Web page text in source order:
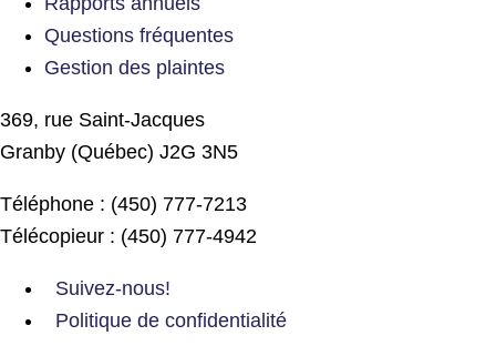
Questions fréquentes
Gestion des plaintes
369, rue Saint-Jacques
Granby (Québec) J2G 3N5
Téléphone : (450) 777-7213
Télécopieur : (450) 777-4942
Suivez-nous!
Politique de confidentialité